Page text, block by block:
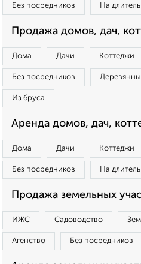
Без посредников На
Продажа домов, дач,
Дома Дачи Коттеджи
Без посредников
Из бруса
Аренда домов, дач,
Дома Дачи Коттеджи
Без посредников На
Продажа земельных
ИЖС Садоводство
Агенство Без посредников